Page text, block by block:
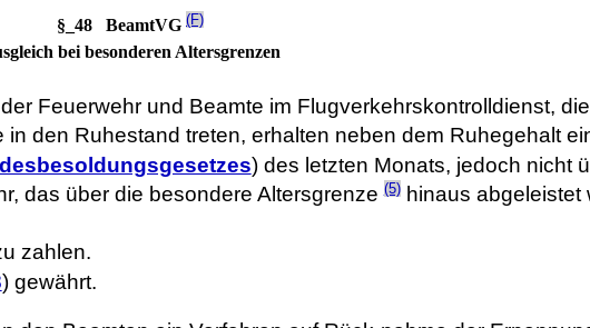
§_48 BeamtVG (F)
bei besonderen Altersgrenzen
Feuerwehr und Beamte im Flugverkehrskontrolldienst,
den Ruhestand treten, erhalten neben dem Ruhegehalt
) des letzten Monats, jedoch nicht
das über die besondere Altersgrenze(5)hinaus abgeleistet
zahlen.
) gewährt.